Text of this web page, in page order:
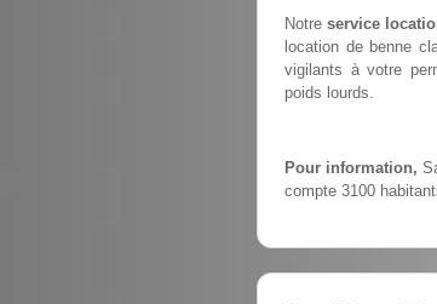
Notreservice
location de benne
vigilants à votre
poids lourds.
Pour information,
compte 3100